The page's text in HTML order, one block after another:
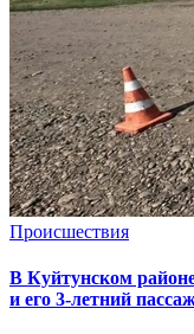
Происшествия
В Куйтунском
и его 3-летний